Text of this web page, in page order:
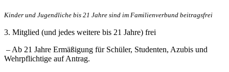
Kinder und Jugendliche bis 21 Jahre sind im Familienverbund beitragsfrei
3. Mitglied (und jedes weitere bis 21 Jahre) frei
– Ab 21 Jahre Ermäßigung für Schüler, Studenten, Azubis und
Wehrpflichtige auf Antrag.